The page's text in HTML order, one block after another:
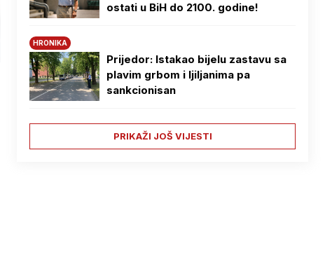
ostati u BiH do 2100. godine!
HRONIKA
Prijedor: Istakao bijelu zastavu sa
plavim grbom i ljiljanima pa
sankcionisan
PRIKAŽI JOŠ VIJESTI